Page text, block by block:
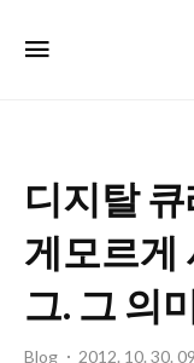
디지탈
게모르게
그. 그 의
Blog 2012. 10. 30.